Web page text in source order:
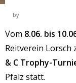
by
Vom 8.06. bis
Reitverein Lorsch
& C Trophy-
Pfalz statt.